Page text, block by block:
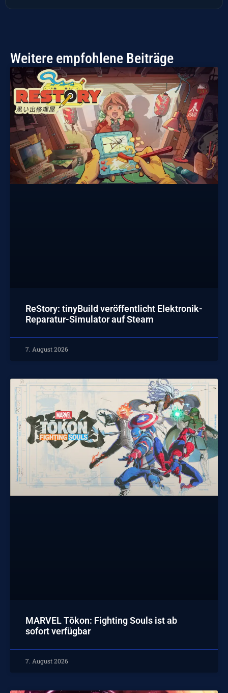
Weitere empfohlene Beiträge
ReStory: tinyBuild veröffentlicht Elektronik-
Reparatur-Simulator auf Steam
7. August 2026
MARVEL Tōkon: Fighting Souls ist ab
sofort verfügbar
7. August 2026